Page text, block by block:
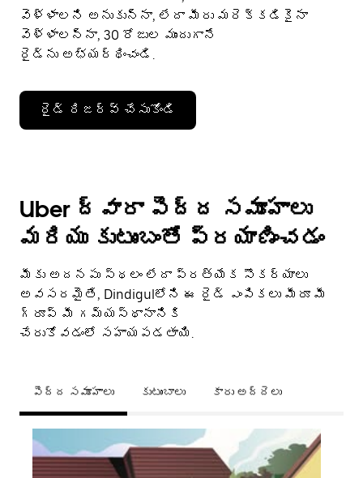
వెళ్ళాలని అనుకున్నా, లేదా మీరు మరెక్కడికైనా
వెళ్ళాలన్నా, 30 రోజుల ముందుగానే
రైడ్‌ను అభ్యర్థించండి.
రైడ్ రిజర్వ్ చేసుకోండి
Uber ద్వారా పెద్ద సమూహాలు
మరియు కుటుంబంతో ప్రయాణించడం
మీకు అదనపు స్థలం లేదా ప్రత్యేక సౌకర్యాలు
అవసరమైతే, Dindigulలోని ఈ రైడ్ ఎంపికలు మీరూ మీ
గ్రూప్ మీ గమ్యస్థానానికి
చేరుకోవడంలో సహాయపడతాయి.
పెద్ద సమూహాలు కుటుంబాలు కారు అద్దెలు